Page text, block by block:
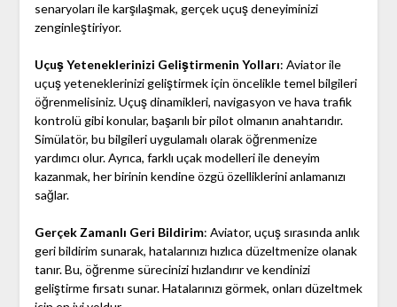
senaryoları ile karşılaşmak, gerçek uçuş deneyiminizi
zenginleştiriyor.
Uçuş Yeteneklerinizi Geliştirmenin Yolları: Aviator ile
uçuş yeteneklerinizi geliştirmek için öncelikle temel bilgileri
öğrenmelisiniz. Uçuş dinamikleri, navigasyon ve hava trafik
kontrolü gibi konular, başarılı bir pilot olmanın anahtarıdır.
Simülatör, bu bilgileri uygulamalı olarak öğrenmenize
yardımcı olur. Ayrıca, farklı uçak modelleri ile deneyim
kazanmak, her birinin kendine özgü özelliklerini anlamanızı
sağlar.
Gerçek Zamanlı Geri Bildirim: Aviator, uçuş sırasında anlık
geri bildirim sunarak, hatalarınızı hızlıca düzeltmenize olanak
tanır. Bu, öğrenme sürecinizi hızlandırır ve kendinizi
geliştirme fırsatı sunar. Hatalarınızı görmek, onları düzeltmek